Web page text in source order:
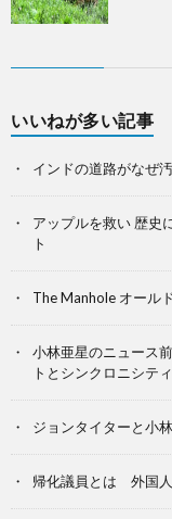
いいねが多い記事
インドの道路がなぜ
アップルを救い 歴史
ト
The Manhole オール
小林亜星のニュース
トとシンクロニシティ
ジョンタイターと小
帰化議員とは 外国